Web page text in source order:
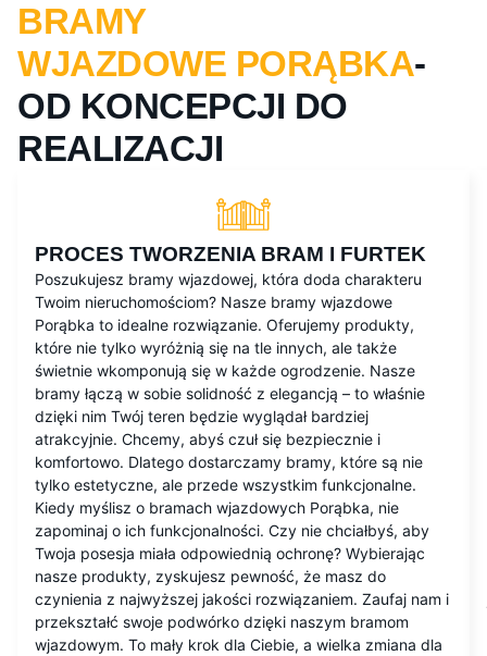
BRAMY
WJAZDOWE PORĄBKA-
OD KONCEPCJI DO
REALIZACJI
PROCES TWORZENIA BRAM I FURTEK
Poszukujesz bramy wjazdowej, która doda charakteru
Twoim nieruchomościom? Nasze bramy wjazdowe
Porąbka to idealne rozwiązanie. Oferujemy produkty,
które nie tylko wyróżnią się na tle innych, ale także
świetnie wkomponują się w każde ogrodzenie. Nasze
bramy łączą w sobie solidność z elegancją – to właśnie
dzięki nim Twój teren będzie wyglądał bardziej
atrakcyjnie. Chcemy, abyś czuł się bezpiecznie i
komfortowo. Dlatego dostarczamy bramy, które są nie
tylko estetyczne, ale przede wszystkim funkcjonalne.
Kiedy myślisz o bramach wjazdowych Porąbka, nie
zapominaj o ich funkcjonalności. Czy nie chciałbyś, aby
Twoja posesja miała odpowiednią ochronę? Wybierając
nasze produkty, zyskujesz pewność, że masz do
czynienia z najwyższej jakości rozwiązaniem. Zaufaj nam i
przekształć swoje podwórko dzięki naszym bramom
wjazdowym. To mały krok dla Ciebie, a wielka zmiana dla